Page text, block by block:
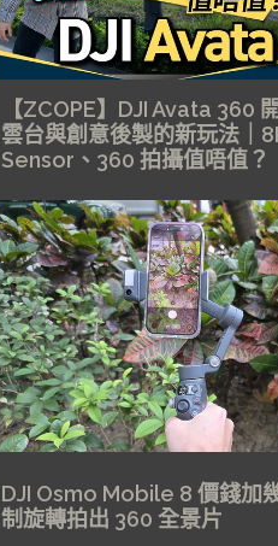
【ZCOPE】DJI Avata 360
雲台與創意後製的新玩法｜
Sensor、360 拍攝值唔值？
DJI Osmo Mobile 8 價錢
制旋轉拍出 360 全景片